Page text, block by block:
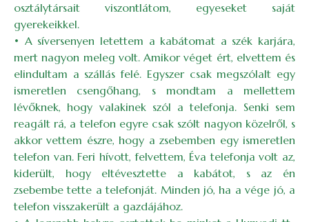
osztálytársait viszontlátom, egyeseket saját
gyerekeikkel.
• A síversenyen letettem a kabátomat a szék karjára,
mert nagyon meleg volt. Amikor véget ért, elvettem és
elindultam a szállás felé. Egyszer csak megszólalt egy
ismeretlen csengőhang, s mondtam a mellettem
lévőknek, hogy valakinek szól a telefonja. Senki sem
reagált rá, a telefon egyre csak szólt nagyon közelről, s
akkor vettem észre, hogy a zsebemben egy ismeretlen
telefon van. Feri hívott, felvettem, Éva telefonja volt az,
kiderült, hogy eltévesztette a kabátot, s az én
zsebembe tette a telefonját. Minden jó, ha a vége jó, a
telefon visszakerült a gazdájához.